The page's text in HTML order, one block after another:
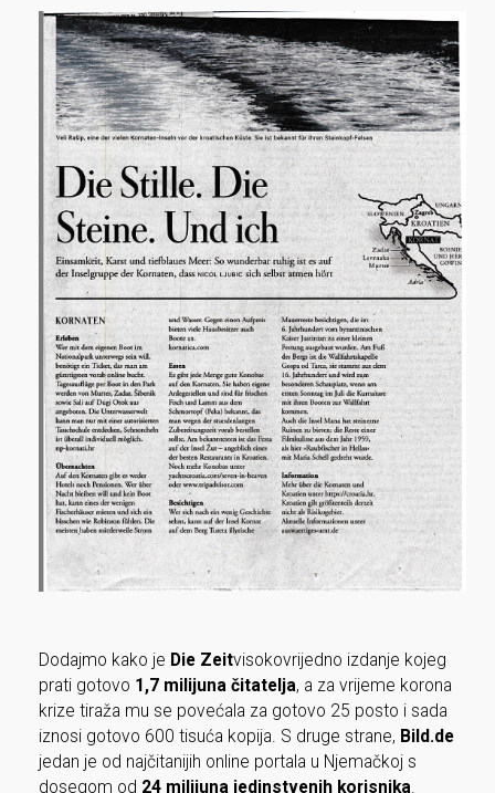
​Dodajmo kako je Die Zeitvisokovrijedno izdanje kojeg
prati gotovo 1,7 milijuna čitatelja, a za vrijeme korona
krize tiraža mu se povećala za gotovo 25 posto i sada
iznosi gotovo 600 tisuća kopija. S druge strane, Bild.de
jedan je od najčitanijih online portala u Njemačkoj s
dosegom od 24 milijuna jedinstvenih korisnika